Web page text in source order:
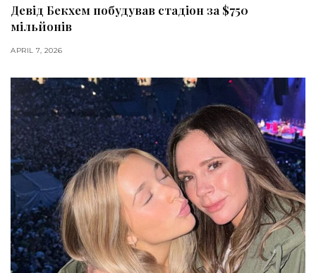
Девід Бекхем побудував стадіон за $750
мільйонів
APRIL 7, 2026